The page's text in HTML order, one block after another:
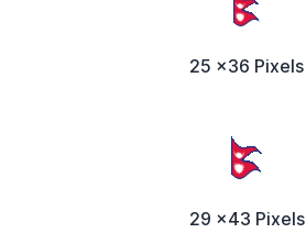
25 x36 Pixels
29 x43 Pixels